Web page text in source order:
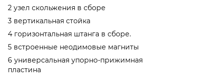
2 узел скольжения в сборе
3 вертикальная стойка
4 горизонтальная штанга в сборе.
5 встроенные неодимовые магниты
6 универсальная упорно-прижимная
пластина